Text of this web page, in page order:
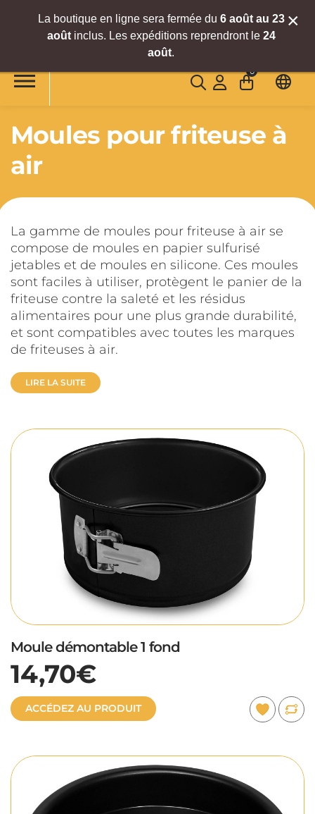
Accéder au contenu principal
0
Moules pour friteuse à
air
La gamme de moules pour friteuse à air se
compose de moules en papier sulfurisé
jetables et de moules en silicone. Ces moules
sont faciles à utiliser, protègent le panier de la
friteuse contre la saleté et les résidus
alimentaires pour une plus grande durabilité,
et sont compatibles avec toutes les marques
de friteuses à air.
LIRE LA SUITE
Moule démontable 1 fond
14,70€
ACCÉDEZ AU PRODUIT
×
La boutique en ligne sera fermée du 6 aoûtau 23
aoûtinclus. Les expéditions reprendront le 24
août.